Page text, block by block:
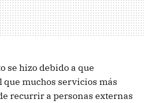
se hizo debido a que
que muchos servicios más
recurrir a personas externas